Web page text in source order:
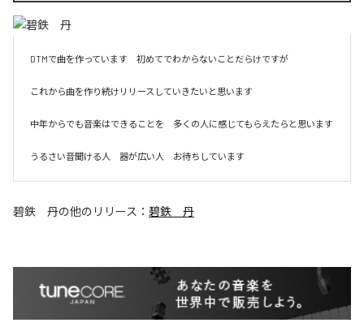
DTMで曲を作っています　初めてでわからないことだらけですが
これから曲を作り続けリリースしていきたいと思います
中年からでも音楽はできることを　多くの人に感じてもらえたらと思います
うるさい音聞ける人　器が広い人　お待ちしています
碧鉄 丹の他のリリース： 碧鉄 丹